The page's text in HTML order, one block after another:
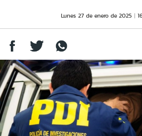
Lunes 27 de enero de 2025